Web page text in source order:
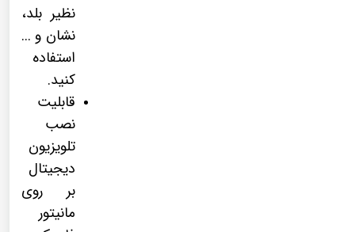
نظیر بلد،
نشان و ...
استفاده
کنید.
قابلیت
نصب
تلویزیون
دیجیتال
بر روی
مانیتور